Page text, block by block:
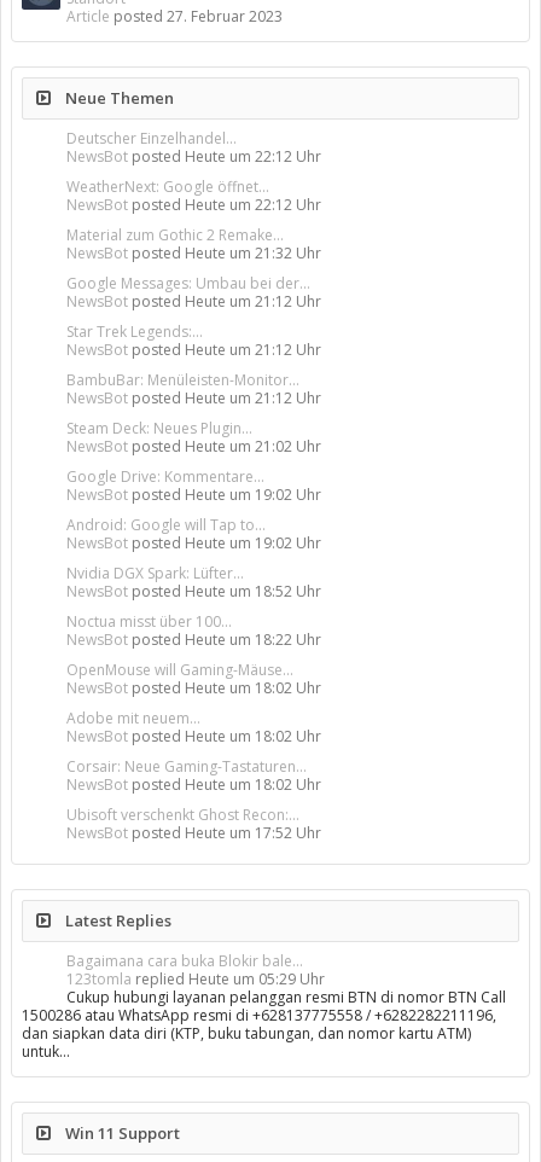
Article posted 27. Februar 2023
Neue Themen
Deutscher Einzelhandel...
NewsBot posted Heute um 22:12 Uhr
WeatherNext: Google öffnet...
NewsBot posted Heute um 22:12 Uhr
Material zum Gothic 2 Remake...
NewsBot posted Heute um 21:32 Uhr
Google Messages: Umbau bei der...
NewsBot posted Heute um 21:12 Uhr
Star Trek Legends:...
NewsBot posted Heute um 21:12 Uhr
BambuBar: Menüleisten-Monitor...
NewsBot posted Heute um 21:12 Uhr
Steam Deck: Neues Plugin...
NewsBot posted Heute um 21:02 Uhr
Google Drive: Kommentare...
NewsBot posted Heute um 19:02 Uhr
Android: Google will Tap to...
NewsBot posted Heute um 19:02 Uhr
Nvidia DGX Spark: Lüfter...
NewsBot posted Heute um 18:52 Uhr
Noctua misst über 100...
NewsBot posted Heute um 18:22 Uhr
OpenMouse will Gaming-Mäuse...
NewsBot posted Heute um 18:02 Uhr
Adobe mit neuem...
NewsBot posted Heute um 18:02 Uhr
Corsair: Neue Gaming-Tastaturen...
NewsBot posted Heute um 18:02 Uhr
Ubisoft verschenkt Ghost Recon:...
NewsBot posted Heute um 17:52 Uhr
Latest Replies
Bagaimana cara buka Blokir bale...
123tomla replied Heute um 05:29 Uhr
Cukup hubungi layanan pelanggan resmi BTN di nomor BTN Call
1500286 atau WhatsApp resmi di +628137775558 / +6282282211196,
dan siapkan data diri (KTP, buku tabungan, dan nomor kartu ATM)
untuk…
Win 11 Support